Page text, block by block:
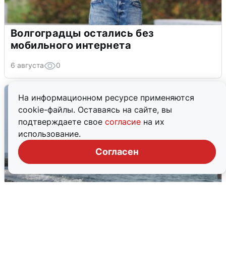
На информационном ресурсе применяются
cookie-файлы. Оставаясь на сайте, вы
подтверждаете свое согласие на их
использование.
Согласен
Волгоградцы остались без
мобильного интернета
6 августа 0